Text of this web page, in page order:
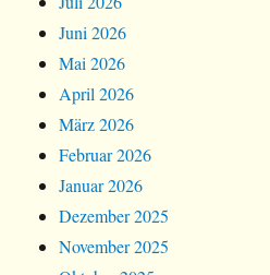
Juni 2026
Mai 2026
April 2026
März 2026
Februar 2026
Januar 2026
Dezember 2025
November 2025